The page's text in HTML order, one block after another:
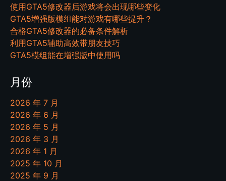
使用GTA5修改器后游戏将会出现哪些变化
GTA5增强版模组能对游戏有哪些提升？
合格GTA5修改器的必备条件解析
利用GTA5辅助高效带朋友技巧
GTA5模组能在增强版中使用吗
月份
2026 年 7 月
2026 年 6 月
2026 年 5 月
2026 年 3 月
2026 年 1 月
2025 年 10 月
2025 年 9 月